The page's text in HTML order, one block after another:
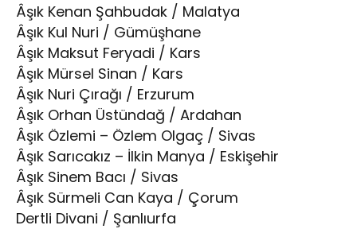
Âşık Kenan Şahbudak / Malatya
Âşık Kul Nuri / Gümüşhane
Âşık Maksut Feryadi / Kars
Âşık Mürsel Sinan / Kars
Âşık Nuri Çırağı / Erzurum
Âşık Orhan Üstündağ / Ardahan
Âşık Özlemi – Özlem Olgaç / Sivas
Âşık Sarıcakız – İlkin Manya / Eskişehir
Âşık Sinem Bacı / Sivas
Âşık Sürmeli Can Kaya / Çorum
Dertli Divani / Şanlıurfa